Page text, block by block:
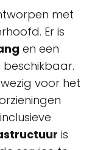
met
Er is
en een
beschikbaar.
voor het
is